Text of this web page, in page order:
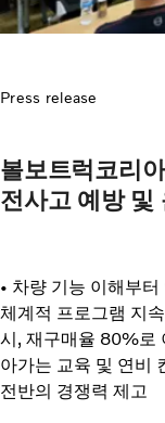
Press release
볼보트럭코리
전사고 예방 및
• 차량 기능 이해부
체계적 프로그램 지
시, 재구매율 80%로
아가는 교육 및 연비
전반의 경쟁력 제고